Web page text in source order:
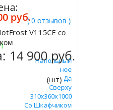
( 0 отзывов )
Напольный
Электронное
Да
Сверху
310х360х1000
Со Шкафчиком
руб.
V115CE со
14 900 руб.
(шт)